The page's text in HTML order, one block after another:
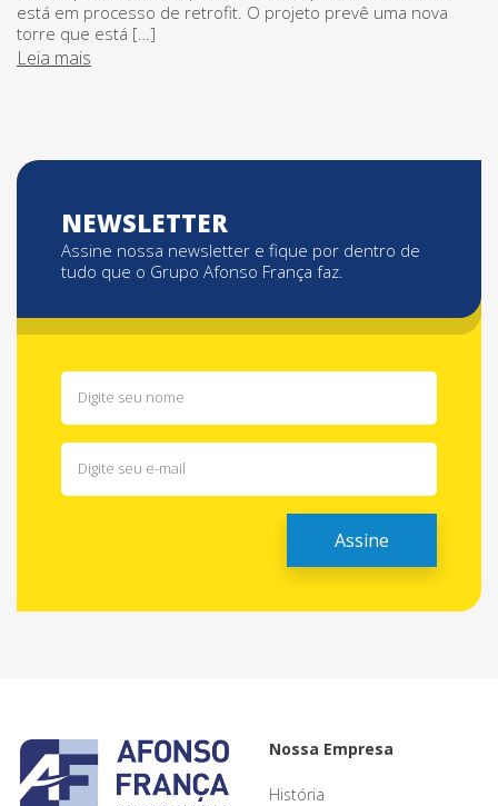
está em processo de retrofit. O projeto prevê uma nova
torre que está […]
Leia mais
NEWSLETTER
Assine nossa newsletter e fique por dentro de
tudo que o Grupo Afonso França faz.
Nossa Empresa
História